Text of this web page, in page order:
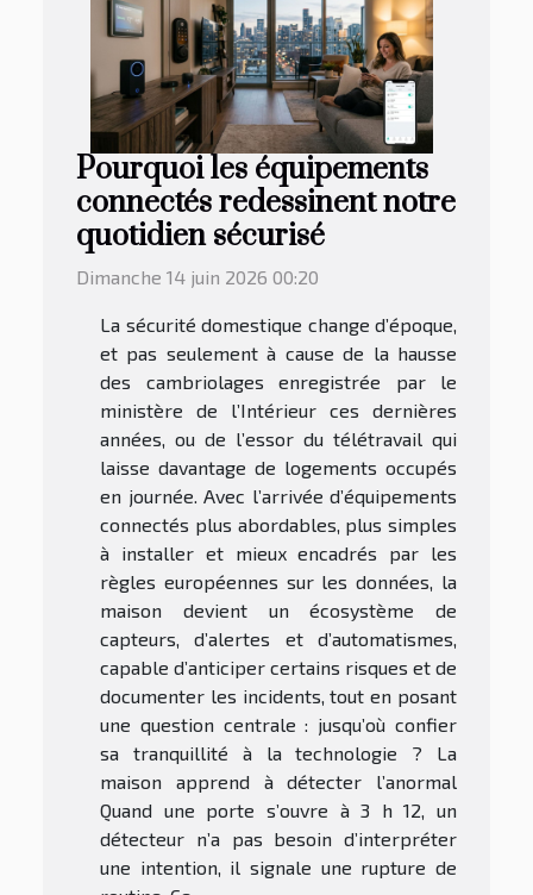
Pourquoi les équipements
connectés redessinent notre
quotidien sécurisé
Dimanche 14 juin 2026 00:20
La sécurité domestique change d’époque,
et pas seulement à cause de la hausse
des cambriolages enregistrée par le
ministère de l’Intérieur ces dernières
années, ou de l’essor du télétravail qui
laisse davantage de logements occupés
en journée. Avec l’arrivée d’équipements
connectés plus abordables, plus simples
à installer et mieux encadrés par les
règles européennes sur les données, la
maison devient un écosystème de
capteurs, d’alertes et d’automatismes,
capable d’anticiper certains risques et de
documenter les incidents, tout en posant
une question centrale : jusqu’où confier
sa tranquillité à la technologie ? La
maison apprend à détecter l’anormal
Quand une porte s’ouvre à 3 h 12, un
détecteur n’a pas besoin d’interpréter
une intention, il signale une rupture de